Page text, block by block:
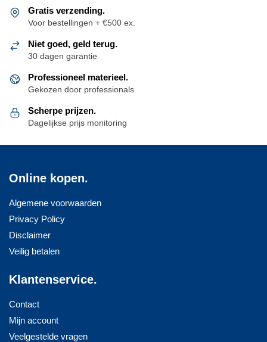
optie
kan
worden
de
productpagina
Gratis verzending.
Voor bestellingen + €500 ex.
Niet goed, geld terug.
30 dagen garantie
Professioneel materieel.
Gekozen door professionals
Scherpe prijzen.
Dagelijkse prijs monitoring
Online kopen.
Algemene voorwaarden
Privacy Policy
Disclaimer
Veilig betalen
Klantenservice.
Contact
Mijn account
Veelgestelde vragen